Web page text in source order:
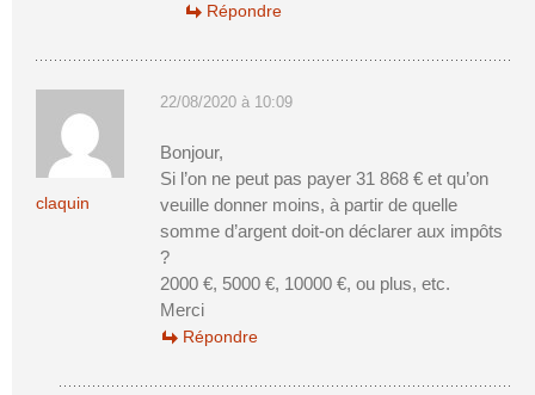
Répondre
claquin
22/08/2020 à 10:09
Bonjour,
Si l’on ne peut pas payer 31 868 € et qu’on
veuille donner moins, à partir de quelle
somme d’argent doit-on déclarer aux impôts
?
2000 €, 5000 €, 10000 €, ou plus, etc.
Merci
Répondre